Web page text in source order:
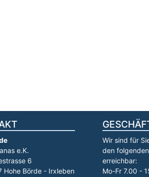
e.K.
6
Hohe Börde - Irxleben
Wir sind für
den
erreichbar:
Mo-Fr 7.00 -